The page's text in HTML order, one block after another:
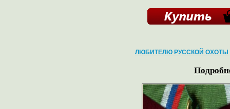
ЛЮБИТЕЛЮ РУССКОЙ ОХОТЫ